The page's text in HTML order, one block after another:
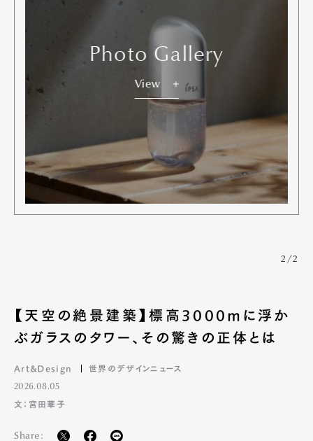
Photo Gallery
View
2/2
【天空の絶景建築】標高3000mに浮か
ぶガラスのタワー、その驚きの正体とは
Art&Design 世界のデザインニュース
2026.08.05
文：宮田華子
Share: